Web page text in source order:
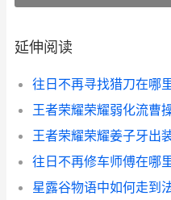
延伸阅读
往日不再修车师傅在哪